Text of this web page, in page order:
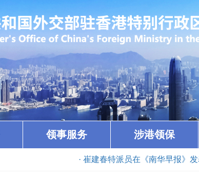
领事服务 涉港领保
· 崔建春特派员在《南华早报》发表署名文